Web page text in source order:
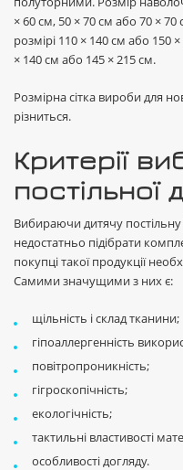
× 60 см, 50 × 70 см або 70 ×
розмірі 110 × 140 см або 150
× 140 см або 145 × 215 см.
Розмірна сітка вироби для
різниться.
Критерії
постільної
Вибираючи дитячу
недостатньо підібрати
покупці такої продукції
Самими значущими з них є:
щільність і склад тканини;
гіпоаллергенність
повітропроникність;
гігроскопічність;
екологічність;
тактильні властивості
особливості догляду.